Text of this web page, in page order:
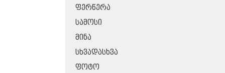
ᲤᲔᲠᲬᲔᲠᲐ
ᲡᲐᲛᲝᲡᲘ
ᲛᲘᲜᲐ
ᲡᲮᲕᲐᲓᲐᲡᲮᲕᲐ
ᲤᲝᲢᲝ